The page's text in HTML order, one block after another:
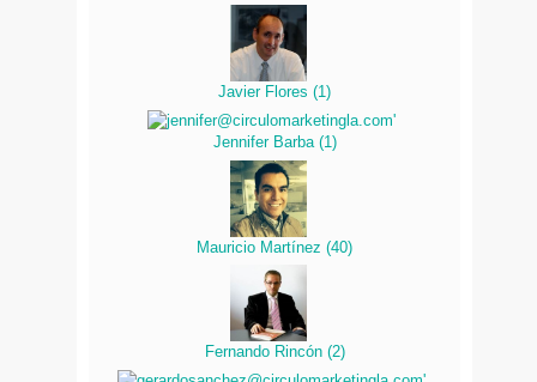
Javier Flores (1)
Jennifer Barba (1)
Mauricio Martínez (40)
Fernando Rincón (2)